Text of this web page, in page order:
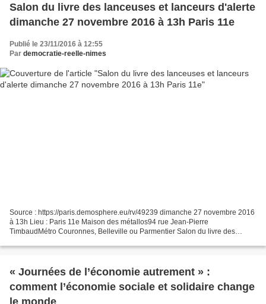
Salon du livre des lanceuses et lanceurs d'alerte
dimanche 27 novembre 2016 à 13h Paris 11e
Publié le 23/11/2016 à 12:55
Par democratie-reelle-nimes
Source : https://paris.demosphere.eu/rv/49239 dimanche 27 novembre 2016
à 13h Lieu : Paris 11e Maison des métallos94 rue Jean-Pierre
TimbaudMétro Couronnes, Belleville ou Parmentier Salon du livre des
« Journées de l’économie autrement » :
comment l’économie sociale et solidaire change